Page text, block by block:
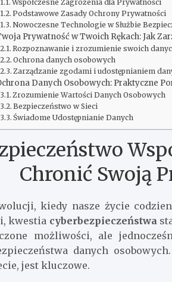
Współczesne Zagrożenia dla Prywatności
Podstawowe Zasady Ochrony Prywatności
Nowoczesne Technologie w Służbie
Prywatność w Twoich Rękach: Jak
Rozpoznawanie i zrozumienie swoich
Ochrona danych osobowych
Zarządzanie zgodami i udostępnianiem
Danych Osobowych: Praktyczne
Zrozumienie Wartości Danych Osobowych
Bezpieczeństwo w Sieci
Świadome Udostępnianie Danych
Chronić Swoją
kiedy nasze życie
kwestia cyberbezpieczeństwa
możliwości, ale
danych
jest kluczowe.